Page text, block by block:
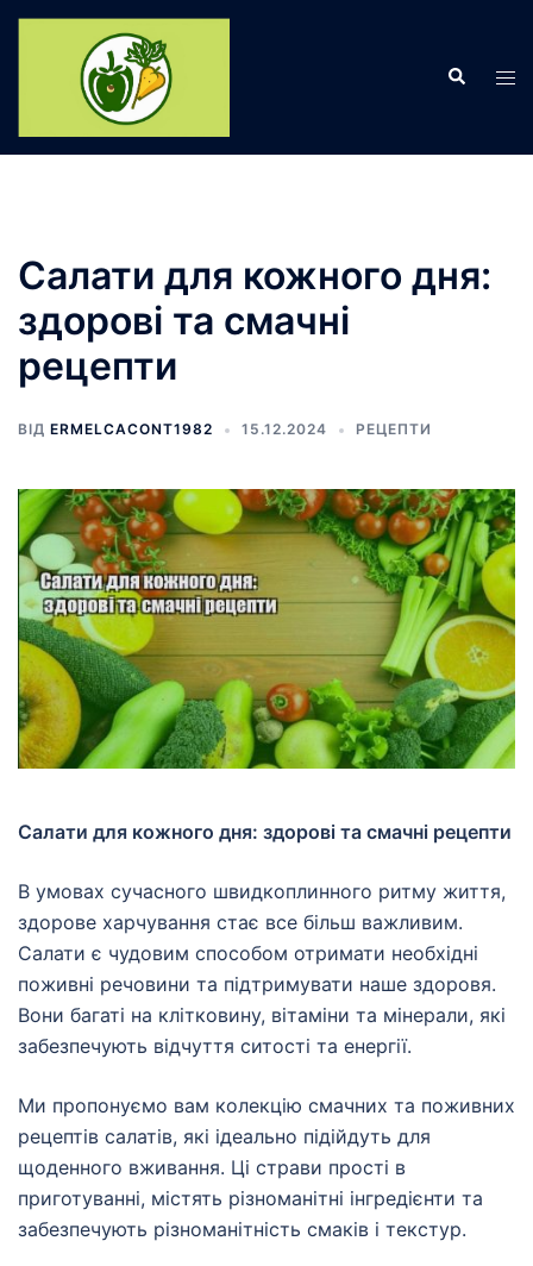
Перейти
Пошук
Салати для кожного дня:
здорові та смачні
рецепти
ВІД ERMELCACONT1982 15.12.2024 РЕЦЕПТИ
Салати для кожного дня: здорові та смачні рецепти
В умовах сучасного швидкоплинного ритму життя,
здорове харчування стає все більш важливим.
Салати є чудовим способом отримати необхідні
поживні речовини та підтримувати наше здоровя.
Вони багаті на клітковину, вітаміни та мінерали, які
забезпечують відчуття ситості та енергії.
Ми пропонуємо вам колекцію смачних та поживних
рецептів салатів, які ідеально підійдуть для
щоденного вживання. Ці страви прості в
приготуванні, містять різноманітні інгредієнти та
забезпечують різноманітність смаків і текстур.